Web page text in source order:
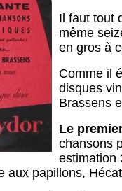
Il faut tout
même
en gros à
Comme il
disques
Brassens
Le
chansons
estimation
aux papillons,